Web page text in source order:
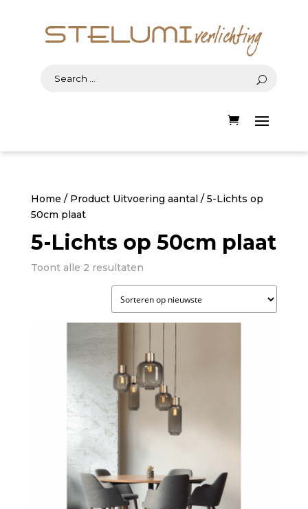
Home / Product Uitvoering aantal / 5-Lichts op
50cm plaat
5-Lichts op 50cm plaat
Toont alle 2 resultatenGesorteerd
op
nieuwste